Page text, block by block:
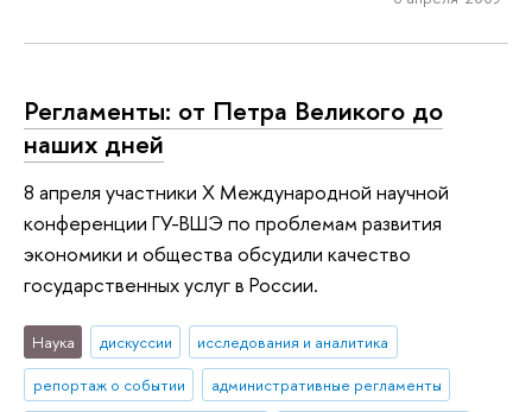
Регламенты: от Петра Великого до
наших дней
8 апреля участники Х Международной научной
конференции ГУ-ВШЭ по проблемам развития
экономики и общества обсудили качество
государственных услуг в России.
Наука дискуссии
исследования и аналитика
репортаж о событии
административные регламенты